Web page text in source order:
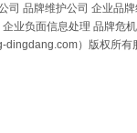
司 品牌维护公司 企业品
企业负面信息处理 品牌危
）版权所